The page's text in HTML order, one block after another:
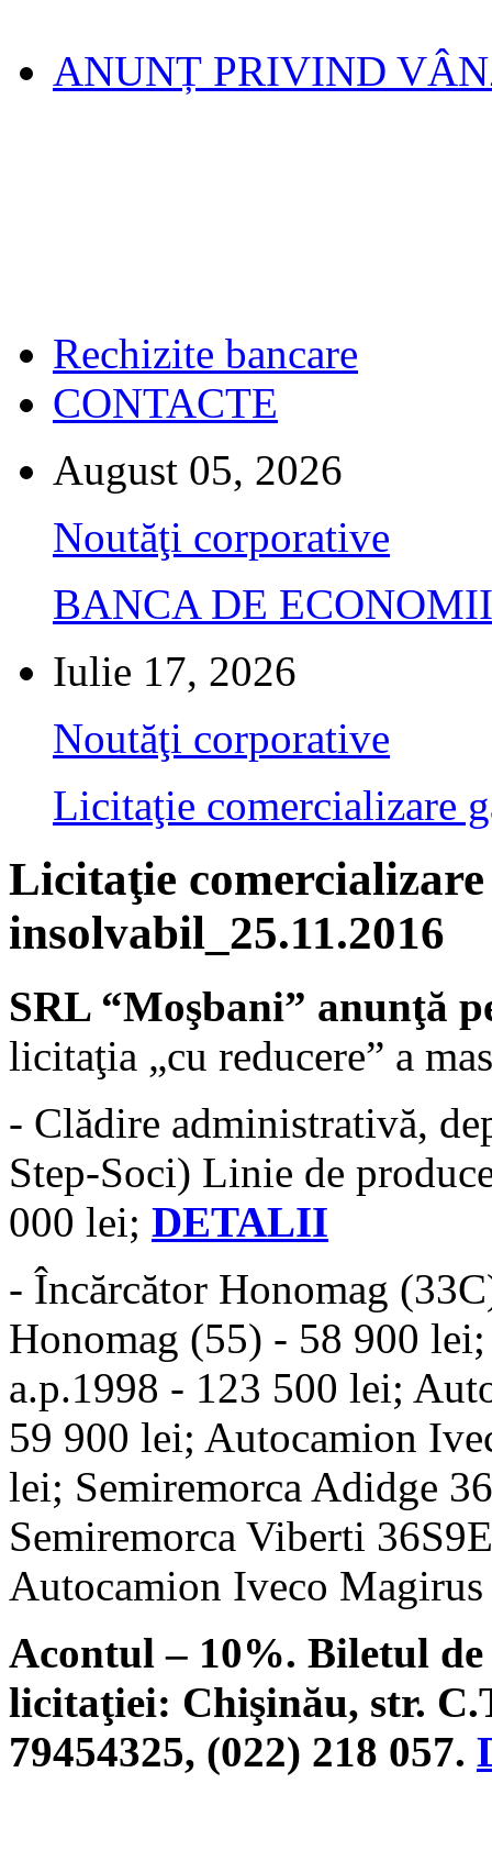
ANUNȚ PRIVIND
Rechizite bancare
CONTACTE
August 05, 2026
Noutăţi corporative
BANCA DE
Iulie 17, 2026
Noutăţi corporative
Licitaţie comercializare
Licitaţie
insolvabil_25.11.2016
SRL “Moşbani” anunţă
licitaţia „cu reducere” a
- Clădire administrativă,
Step-Soci) Linie de
000 lei; DETALII
- Încărcător Honomag
Honomag (55) - 58 900
a.p.1998 - 123 500 lei;
59 900 lei; Autocamion
lei; Semiremorca Adidge
Semiremorca Viberti
Autocamion Iveco
Acontul – 10%. Biletul
licitaţiei: Chişinău, str.
79454325, (022) 218 057.